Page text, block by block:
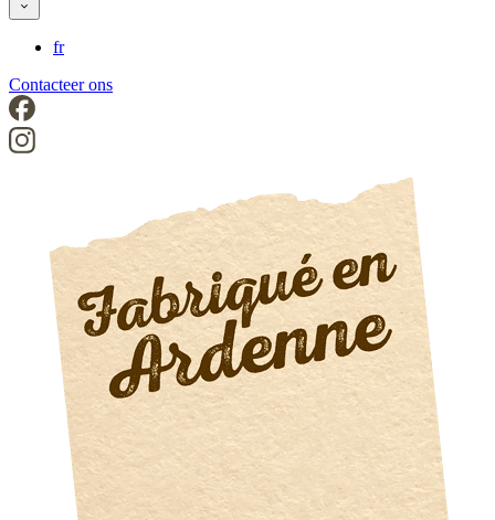
fr
Contacteer ons